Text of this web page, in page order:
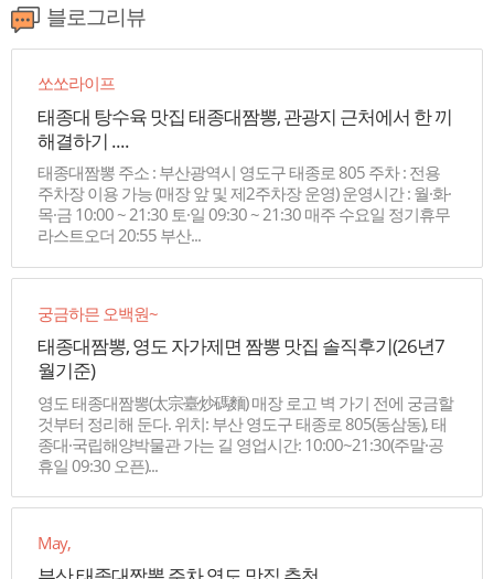
메뉴명 : 태종대짬뽕
가격 : 8,000원
블로그리뷰
쏘쏘라이프
태종대 탕수육 맛집 태종대짬뽕, 관광지 근처에서 한 끼
해결하기 ....
태종대짬뽕 주소 : 부산광역시 영도구 태종로 805 주차 : 전용
주차장 이용 가능 (매장 앞 및 제2주차장 운영) 운영시간 : 월·화·
목·금 10:00 ~ 21:30 토·일 09:30 ~ 21:30 매주 수요일 정기휴무
라스트오더 20:55 부산...
궁금하믄 오백원~
태종대짬뽕, 영도 자가제면 짬뽕 맛집 솔직후기(26년7
월기준)
영도 태종대짬뽕(太宗臺炒碼麵) 매장 로고 벽 가기 전에 궁금할
것부터 정리해 둔다. 위치: 부산 영도구 태종로 805(동삼동), 태
종대·국립해양박물관 가는 길 영업시간: 10:00~21:30(주말·공
휴일 09:30 오픈)...
May,